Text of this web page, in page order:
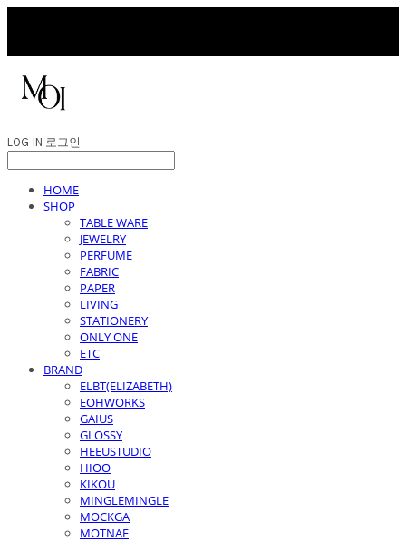
LOG IN 로그인
HOME
SHOP
TABLE WARE
JEWELRY
PERFUME
FABRIC
PAPER
LIVING
STATIONERY
ONLY ONE
ETC
BRAND
ELBT(ELIZABETH)
EOHWORKS
GAIUS
GLOSSY
HEEUSTUDIO
HIOO
KIKOU
MINGLEMINGLE
MOCKGA
MOTNAE